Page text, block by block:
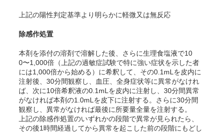
上記の陽性判定基準より明らかに軽微又は無反応
除感作処置
本剤を添付の溶剤で溶解した後、さらに生理食塩液で10
0〜1,000倍（上記の過敏症試験で特に強い症状を示した者
には1,000倍から始める）に希釈して、その0.1mLを皮内に
注射後、30分間観察し、血圧、全身症状等に異常がなけれ
ば、次に10倍希釈液の0.1mLを皮内に注射し、30分間異常
がなければ本剤の1.0mLを皮下に注射する。さらに30分間
観察し、異常がなければ最後に所要量全量を注射する。
上記の除感作処置のいずれかの段階で異常が見られたら、
その後1時間経過してから異常を起こした前の段階にもどし